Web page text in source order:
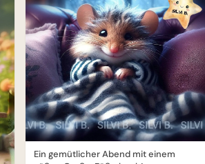
Ein gemütlicher Abend mit einem